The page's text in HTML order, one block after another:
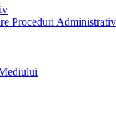
Proceduri